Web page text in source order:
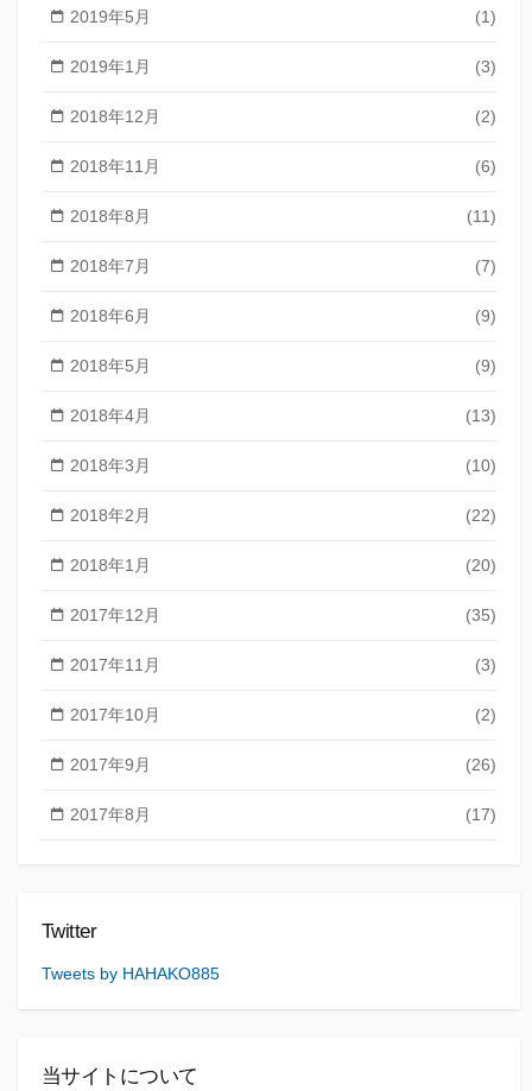
2019年5月 (1)
2019年1月 (3)
2018年12月 (2)
2018年11月 (6)
2018年8月 (11)
2018年7月 (7)
2018年6月 (9)
2018年5月 (9)
2018年4月 (13)
2018年3月 (10)
2018年2月 (22)
2018年1月 (20)
2017年12月 (35)
2017年11月 (3)
2017年10月 (2)
2017年9月 (26)
2017年8月 (17)
Twitter
Tweets by HAHAKO885
当サイトについて